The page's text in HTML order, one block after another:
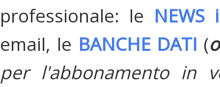
professionale: le
email, le BANCHE DATI (
per l'abbonamento in